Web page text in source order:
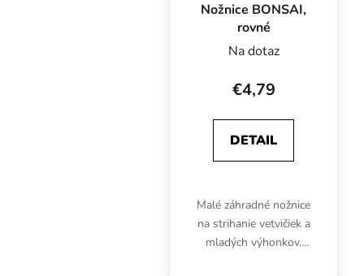
Nožnice BONSAI,
rovné
Na dotaz
€4,79
DETAIL
Malé záhradné nožnice
na strihanie vetvičiek a
mladých výhonkov.